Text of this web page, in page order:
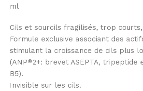
ml
Cils et sourcils fragilisés, trop
Formule exclusive associant des
stimulant la croissance de cils plus
(ANP®2+: brevet ASEPTA, tripeptide
B5).
Invisible sur les cils.